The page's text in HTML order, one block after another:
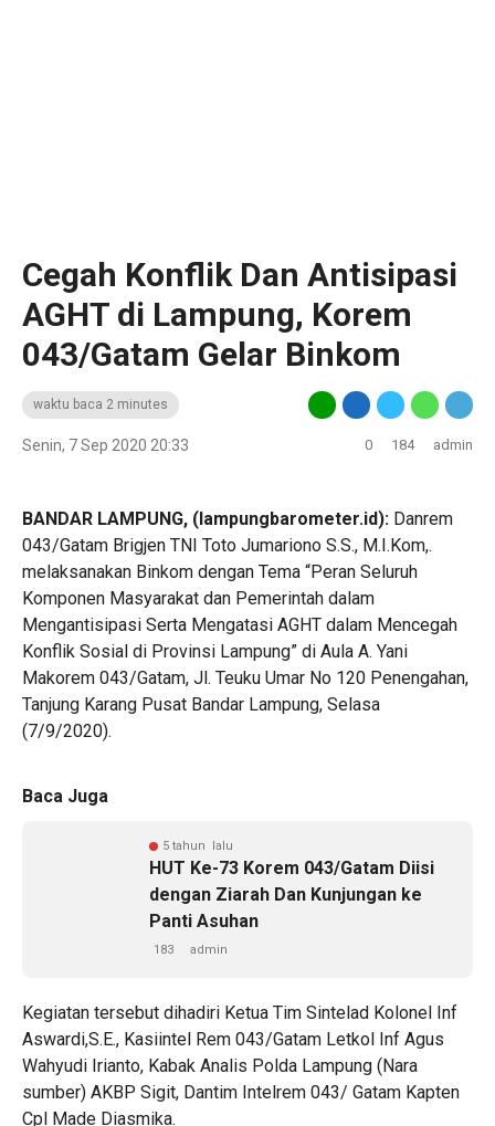
Cegah Konflik Dan Antisipasi
AGHT di Lampung, Korem
043/Gatam Gelar Binkom
waktu baca 2 minutes
Senin, 7 Sep 2020 20:33 0 184 admin
BANDAR LAMPUNG, (lampungbarometer.id): Danrem
043/Gatam Brigjen TNI Toto Jumariono S.S., M.I.Kom,.
melaksanakan Binkom dengan Tema “Peran Seluruh
Komponen Masyarakat dan Pemerintah dalam
Mengantisipasi Serta Mengatasi AGHT dalam Mencegah
Konflik Sosial di Provinsi Lampung” di Aula A. Yani
Makorem 043/Gatam, Jl. Teuku Umar No 120 Penengahan,
Tanjung Karang Pusat Bandar Lampung, Selasa
(7/9/2020).
Baca Juga
5 tahun lalu
HUT Ke-73 Korem 043/Gatam Diisi
dengan Ziarah Dan Kunjungan ke
Panti Asuhan
183 admin
Kegiatan tersebut dihadiri Ketua Tim Sintelad Kolonel Inf
Aswardi,S.E., Kasiintel Rem 043/Gatam Letkol Inf Agus
Wahyudi Irianto, Kabak Analis Polda Lampung (Nara
sumber) AKBP Sigit, Dantim Intelrem 043/ Gatam Kapten
Cpl Made Diasmika.